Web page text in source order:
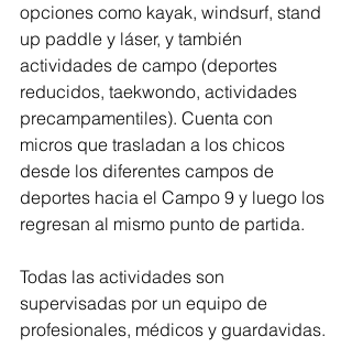
opciones como kayak, windsurf, stand
up paddle y láser, y también
actividades de campo (deportes
reducidos, taekwondo, actividades
precampamentiles). Cuenta con
micros que trasladan a los chicos
desde los diferentes campos de
deportes hacia el Campo 9 y luego los
regresan al mismo punto de partida.
Todas las actividades son
supervisadas por un equipo de
profesionales, médicos y guardavidas.